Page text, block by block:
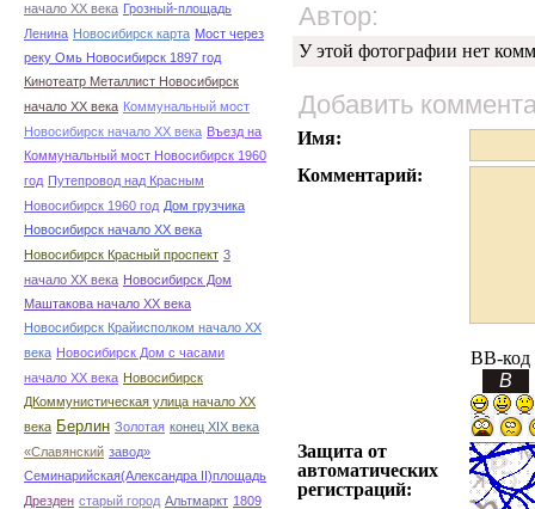
начало ХХ века Грозный-площадь
Ленина Новосибирск карта Мост через
реку Омь Новосибирск 1897 год
Кинотеатр Металлист Новосибирск
начало ХХ века Коммунальный мост
Новосибирск начало ХХ века Въезд на
Коммунальный мост Новосибирск 1960
год Путепровод над Красным
Новосибирск 1960 год Дом грузчика
Новосибирск начало ХХ века
Новосибирск Красный проспект 3
начало ХХ века Новосибирск Дом
Маштакова начало ХХ века
Новосибирск Крайисполком начало ХХ
века Новосибирск Дом с часами
начало ХХ века Новосибирск
ДКоммунистическая улица начало ХХ
века Берлин Золотая конец ХІХ века
«Славянский завод»
Семинарийская(Александра II)площадь
Дрезден старый город Альтмаркт 1809
Автор:
У этой фотографии нет
Добавить
Имя:
Комментарий:
BB-код
Защита от
автоматических
регистраций: